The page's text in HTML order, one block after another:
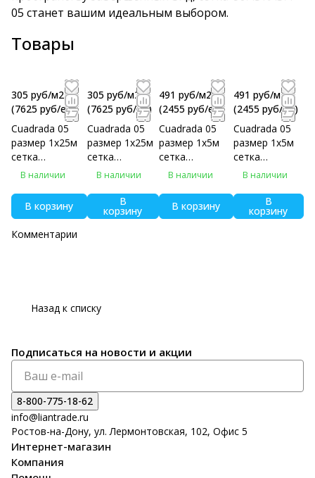
05 станет вашим идеальным выбором.
Товары
305 руб/м2
(7625 руб/eд)
Cuadrada 05
размер 1х25м
сетка
универсальная,
серебряный
В наличии
В корзину
305 руб/м2
(7625 руб/eд)
Cuadrada 05
размер 1х25м
сетка
универсальная
В наличии
В
корзину
491 руб/м2
(2455 руб/eд)
Cuadrada 05
размер 1х5м
сетка
универсальная,
серебряный
В наличии
В корзину
491 руб/м2
(2455 руб/eд)
Cuadrada 05
размер 1х5м
сетка
универсальна
зеленый
В наличии
В
корзину
Комментарии
Назад к списку
Подписаться на новости и акции
8-800-775-18-62
info@liantrade.ru
Ростов-на-Дону, ул. Лермонтовская, 102, Офис 5
Интернет-магазин
Компания